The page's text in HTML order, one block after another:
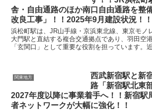
舎・自由通路のほか南口自由通路を整
改良工事」！！2025年9月建設状況！！
浜松町駅は、JR山手線・京浜東北線、東京モノ
大門駅と直結する複合交通拠点であり、羽田空
「玄関口」として重要な役割を担っています。
関東地方
西武新宿駅と新
路「新宿駅北東
2027年度以降に事業着手へ！！新宿駅
者ネットワークが大幅に強化！！